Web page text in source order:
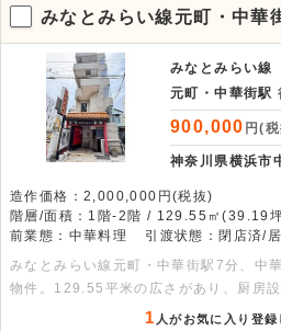
みなとみらい線元町・中華
1-2階居抜き店舗。
みなとみらい線
元町・中華街駅
900,000 円(
神奈川県横浜市
造作価格：2,000,000円(税抜)
階層/面積：1階-2階 / 129.55㎡(39.19
前業態：中華料理
引渡状態：閉店済/
みなとみらい線元町・中華街駅7分、中
物件。129.55平米の広さがあり、厨房
です。詳細につきましてはお問い合わせ
1 人がお気に入り登